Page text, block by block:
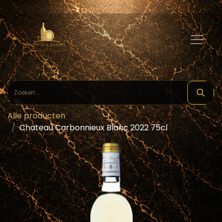
Alle producten
Chateau Carbonnieux Blanc 2022 75cl